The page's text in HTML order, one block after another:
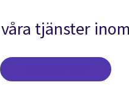
tjänster